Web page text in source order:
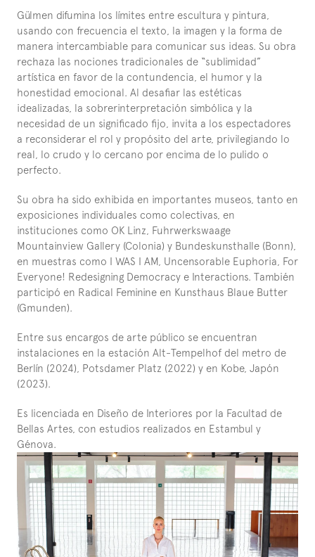
Gülmen difumina los límites entre escultura y pintura,
usando con frecuencia el texto, la imagen y la forma de
manera intercambiable para comunicar sus ideas. Su obra
rechaza las nociones tradicionales de “sublimidad”
artística en favor de la contundencia, el humor y la
honestidad emocional. Al desafiar las estéticas
idealizadas, la sobrerinterpretación simbólica y la
necesidad de un significado fijo, invita a los espectadores
a reconsiderar el rol y propósito del arte, privilegiando lo
real, lo crudo y lo cercano por encima de lo pulido o
perfecto.
Su obra ha sido exhibida en importantes museos, tanto en
exposiciones individuales como colectivas, en
instituciones como OK Linz, Fuhrwerkswaage
Mountainview Gallery (Colonia) y Bundeskunsthalle (Bonn),
en muestras como I WAS I AM, Uncensorable Euphoria, For
Everyone! Redesigning Democracy e Interactions. También
participó en Radical Feminine en Kunsthaus Blaue Butter
(Gmunden).
Entre sus encargos de arte público se encuentran
instalaciones en la estación Alt-Tempelhof del metro de
Berlín (2024), Potsdamer Platz (2022) y en Kobe, Japón
(2023).
Es licenciada en Diseño de Interiores por la Facultad de
Bellas Artes, con estudios realizados en Estambul y
Génova.